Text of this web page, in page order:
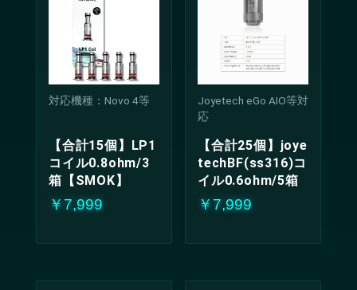
対応機種：Novo 4等
【合計15個】LP1
コイル0.8ohm/3
箱【SMOK】
￥7,999
Joyetech eGo AIO等対
応
【合計25個】joye
techBF(ss316)コ
イル0.6ohm/5箱
￥7,999